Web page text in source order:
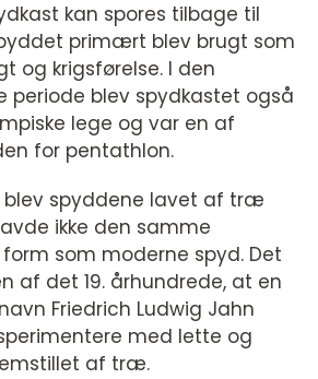
kan spores tilbage til
primært blev brugt som
og krigsførelse. I den
periode blev spydkastet også
lege og var en af
for pentathlon.
blev spyddene lavet af træ
ikke den samme
som moderne spyd. Det
af det 19. århundrede, at en
Friedrich Ludwig Jahn
med lette og
af træ.